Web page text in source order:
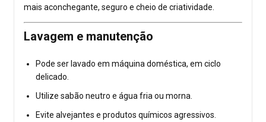
mais aconchegante, seguro e cheio de criatividade.
Lavagem e manutenção
Pode ser lavado em máquina doméstica, em ciclo
delicado.
Utilize sabão neutro e água fria ou morna.
Evite alvejantes e produtos químicos agressivos.